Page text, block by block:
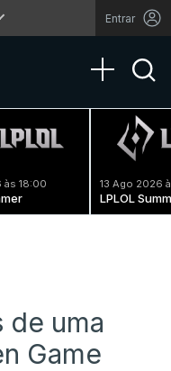
Entrar
Toggle
às 18:00 13 Ago 2026
LPLOL
de uma
Game